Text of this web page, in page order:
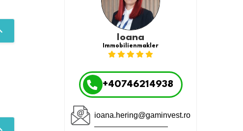
Ioana
Immobilienmakler
+40746214938
ioana.hering@gaminvest.ro